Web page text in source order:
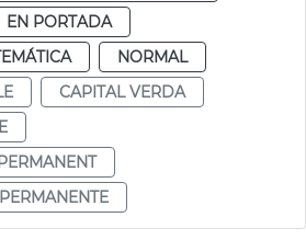
EN PORTADA
NORMAL
CAPITAL VERDA